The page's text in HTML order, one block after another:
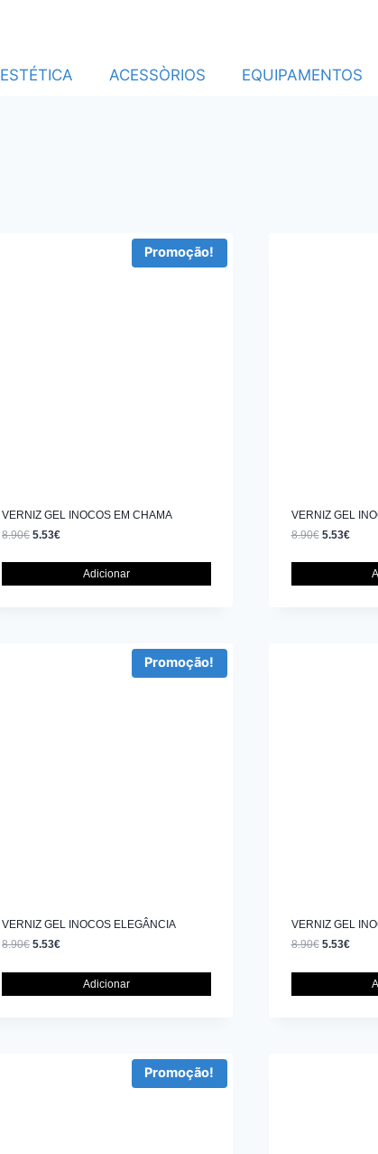
ESTÉTICA ACESSÒRIOS EQUIPAMENTOS
Promoção!
VERNIZ GEL INOCOS EM CHAMA
8.90€ 5.53€
Adicionar
VERNIZ GEL
8.90€ 5.53€
Promoção!
VERNIZ GEL INOCOS ELEGÂNCIA
8.90€ 5.53€
Adicionar
VERNIZ GEL
8.90€ 5.53€
Promoção!